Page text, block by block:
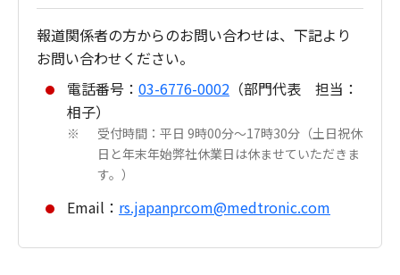
報道関係者の方からのお問い合わせは、下記より
お問い合わせください。
電話番号： 03-6776-0002 （部門代表 担当：
相子）
※
受付時間：平日 9時00分～17時30分（土日祝休
日と年末年始弊社休業日は休ませていただきま
す。）
Email： rs.japanprcom@medtronic.com